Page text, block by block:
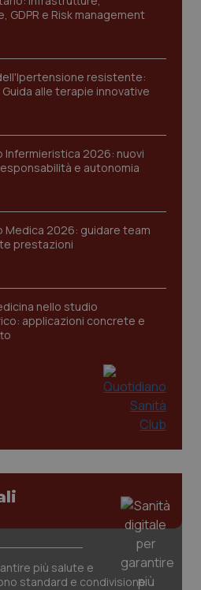
GDPR e Risk management
resistente:
Guida alle terapie innovative
Infermieristica 2026: nuovi
e autonomia
Medica 2026: guidare team
prestazioni
nello studio
applicazioni concrete e
più salute e
standard e condivisione
e l'accesso alle aree
web non è in grado di
senza questi cookie.
YouTube
.youtube.com
www.quotidianosanita.it